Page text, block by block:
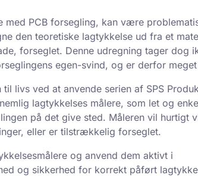
med PCB forsegling, kan være
den teoretiske lagtykkelse ud fra et
forseglet. Denne udregning tager dog
egen-svind, og er derfor
livs ved at anvende serien af SPS
lagtykkelses målere, som let og
på det give sted. Måleren vil hurtigt
eller er tilstrækkelig forseglet.
og anvend dem aktivt i
og sikkerhed for korrekt påført